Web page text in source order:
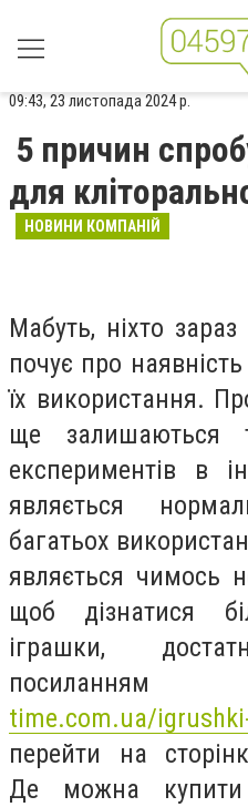
09:43, 23 листопада 2024 р.
5 причин
для
НОВИНИ КОМПАНІЙ
Мабуть, ніхто
почує про
їх використання.
ще залишаються
експериментів в
являється
багатьох
являється чимось
щоб дізнатися
іграшки,
time.com.ua/
перейти на
Де можна купити